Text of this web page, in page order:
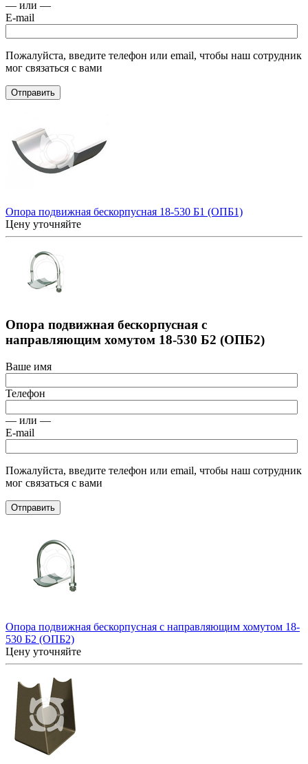
— или —
E-mail
Пожалуйста, введите телефон или email, чтобы наш сотрудник
мог связаться с вами
Отправить
Опора подвижная бескорпусная 18-530 Б1 (ОПБ1)
Цену уточняйте
Опора подвижная бескорпусная с
направляющим хомутом 18-530 Б2 (ОПБ2)
Ваше имя
Телефон
— или —
E-mail
Пожалуйста, введите телефон или email, чтобы наш сотрудник
мог связаться с вами
Отправить
Опора подвижная бескорпусная с направляющим хомутом 18-
530 Б2 (ОПБ2)
Цену уточняйте